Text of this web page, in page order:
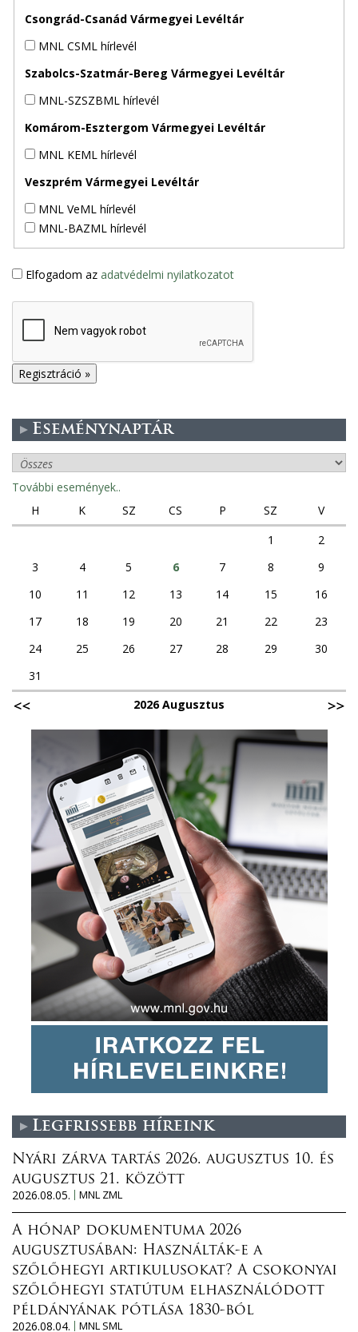
Csongrád-Csanád Vármegyei Levéltár
MNL CSML hírlevél
Szabolcs-Szatmár-Bereg Vármegyei Levéltár
MNL-SZSZBML hírlevél
Komárom-Esztergom Vármegyei Levéltár
MNL KEML hírlevél
Veszprém Vármegyei Levéltár
MNL VeML hírlevél
MNL-BAZML hírlevél
Elfogadom az adatvédelmi nyilatkozatot
Eseménynaptár
További események..
H
K SZ CS P SZ
V
1
2
3
4 5 6 7 8
9
10
11 12 13 14 15
16
17
18 19 20 21 22
23
24
25 26 27 28 29
30
31
2026 Augusztus
Legfrissebb híreink
Nyári zárva tartás 2026. augusztus 10. és
augusztus 21. között
2026.08.05.
MNL ZML
A hónap dokumentuma 2026
augusztusában: Használták-e a
szőlőhegyi artikulusokat? A csokonyai
szőlőhegyi statútum elhasználódott
példányának pótlása 1830-ból
2026.08.04.
MNL SML